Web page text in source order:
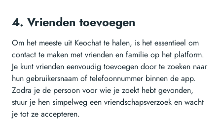
4. Vrienden toevoegen
Om het meeste uit Keochat te halen, is het essentieel om
contact te maken met vrienden en familie op het platform.
Je kunt vrienden eenvoudig toevoegen door te zoeken naar
hun gebruikersnaam of telefoonnummer binnen de app.
Zodra je de persoon voor wie je zoekt hebt gevonden,
stuur je hen simpelweg een vriendschapsverzoek en wacht
je tot ze accepteren.